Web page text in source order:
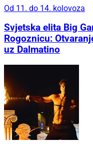
Od 11. do 14. kolovoza
Svjetska elita Big
Rogoznicu:
uz Dalmatino